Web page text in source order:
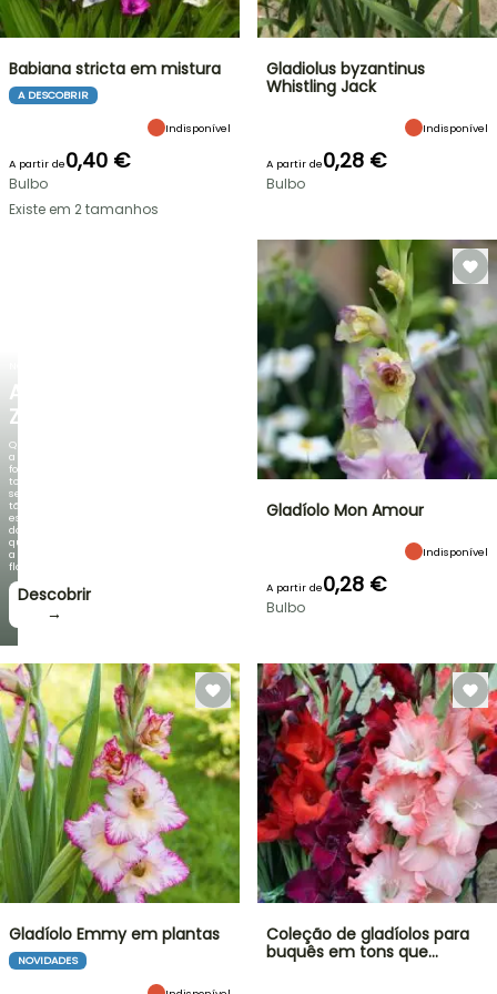
AGAPANTHUS
ZAMBEZI
Quando
a
folhagem
torna-
se
tão
espetacular
do
que
a
floração!
Descobrir
→
Babiana stricta em mistura
A DESCOBRIR
Indisponível
A partir de0,40 €
Bulbo
Existe em 2 tamanhos
Gladiolus byzantinus
Whistling Jack
Indisponível
A partir de0,28 €
Bulbo
Gladíolo Mon Amour
Indisponível
A partir de0,28 €
Bulbo
Gladíolo Emmy em plantas
NOVIDADES
Coleção de gladíolos para
buquês em tons que…